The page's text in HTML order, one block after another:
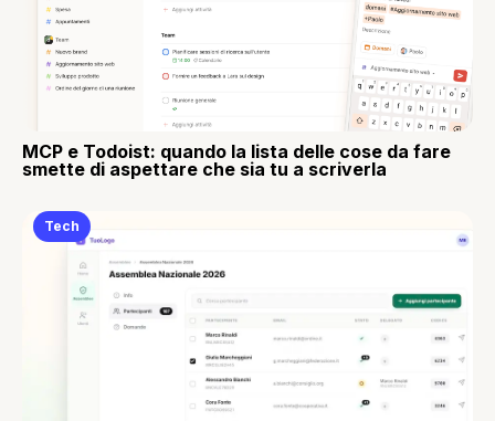
MCP e Todoist: quando la lista delle cose da fare
smette di aspettare che sia tu a scriverla
Tech